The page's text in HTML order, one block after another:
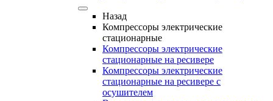
Назад
Компрессоры электрические
стационарные
Компрессоры электрические
стационарные на ресивере
Компрессоры электрические
стационарные на ресивере с
осушителем